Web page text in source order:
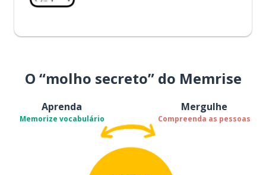
O “molho secreto” do Memrise
Aprenda
Memorize vocabulário
Mergulhe
Compreenda as pessoas